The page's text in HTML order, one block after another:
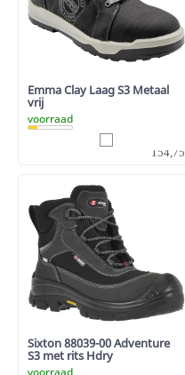
Emma Clay Laag S3 Metaal
vrij
voorraad
154,75
Sixton 88039-00 Adventure
S3 met rits Hdry
voorraad